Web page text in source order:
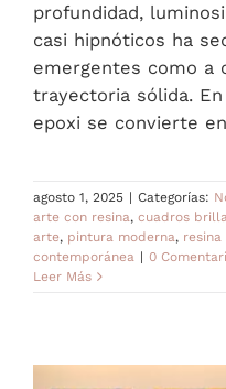
profundidad,
casi hipnóticos ha
emergentes como a
trayectoria sólida.
epoxi se convierte
agosto 1, 2025 | Categorías:
arte con resina, cuadros
arte, pintura moderna, resina
contemporánea | 0
Leer Más